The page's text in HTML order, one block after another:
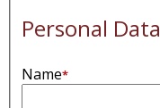
Personal Data
Name*